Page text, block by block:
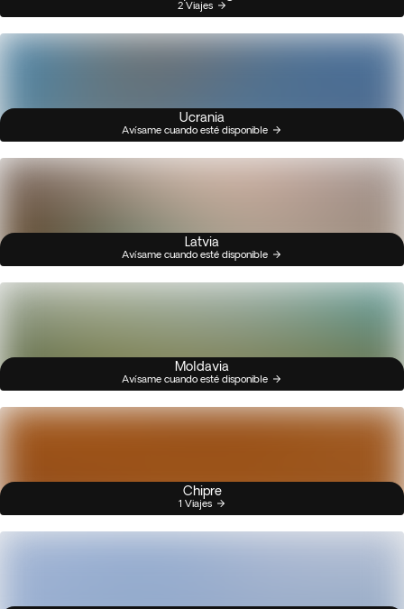
2 Viajes
Ucrania
Avísame cuando esté disponible
Latvia
Avísame cuando esté disponible
Moldavia
Avísame cuando esté disponible
Chipre
1 Viajes